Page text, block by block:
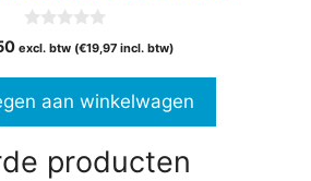
v
5
excl. btw (€19,97incl. btw)
aan winkelwagen
producten